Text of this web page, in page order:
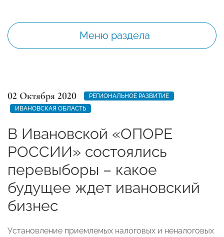
Меню раздела
02 Октября 2020
РЕГИОНАЛЬНОЕ РАЗВИТИЕ
ИВАНОВСКАЯ ОБЛАСТЬ
В Ивановской «ОПОРЕ
РОССИИ» состоялись
перевыборы – какое
будущее ждет ивановский
бизнес
Установление приемлемых налоговых и неналоговых